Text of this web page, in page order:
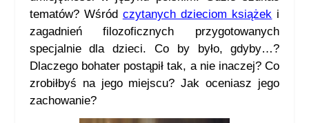
tematów? Wśród czytanych dzieciom książek i
zagadnień filozoficznych przygotowanych
specjalnie dla dzieci. Co by było, gdyby…?
Dlaczego bohater postąpił tak, a nie inaczej? Co
zrobiłbyś na jego miejscu? Jak oceniasz jego
zachowanie?